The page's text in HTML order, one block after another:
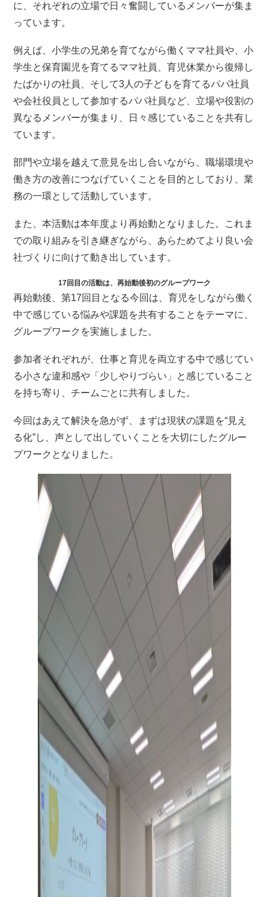
に、それぞれの立場で日々奮闘しているメンバーが集ま
っています。
例えば、小学生の兄弟を育てながら働くママ社員や、小
学生と保育園児を育てるママ社員、育児休業から復帰し
たばかりの社員、そして3人の子どもを育てるパパ社員
や会社役員として参加するパパ社員など、立場や役割の
異なるメンバーが集まり、日々感じていることを共有し
ています。
部門や立場を越えて意見を出し合いながら、職場環境や
働き方の改善につなげていくことを目的としており、業
務の一環として活動しています。
また、本活動は本年度より再始動となりました。これま
での取り組みを引き継ぎながら、あらためてより良い会
社づくりに向けて動き出しています。
17回目の活動は、再始動後初のグループワーク
再始動後、第17回目となる今回は、育児をしながら働く
中で感じている悩みや課題を共有することをテーマに、
グループワークを実施しました。
参加者それぞれが、仕事と育児を両立する中で感じてい
る小さな違和感や「少しやりづらい」と感じていること
を持ち寄り、チームごとに共有しました。
今回はあえて解決を急がず、まずは現状の課題を“見え
る化”し、声として出していくことを大切にしたグルー
プワークとなりました。